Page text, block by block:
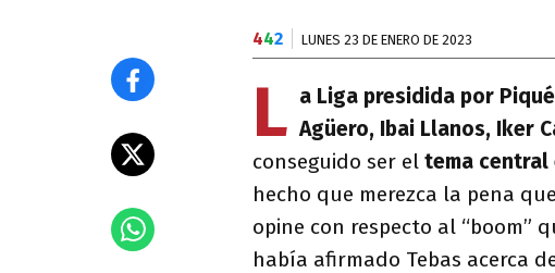
442 LUNES 23 DE ENERO DE 2023
L a Liga presidida por
Agüero, Ibai Llanos, Iker
conseguido ser el tema central
hecho que merezca la pena
opine con respecto al “boom”
había afirmado Tebas acerca